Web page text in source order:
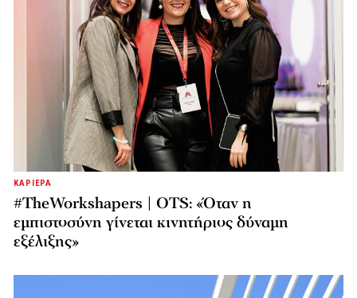
ΚΑΡΙΕΡΑ
#TheWorkshapers | OTS: «Όταν η
εμπιστοσύνη γίνεται κινητήριος δύναμη
εξέλιξης»